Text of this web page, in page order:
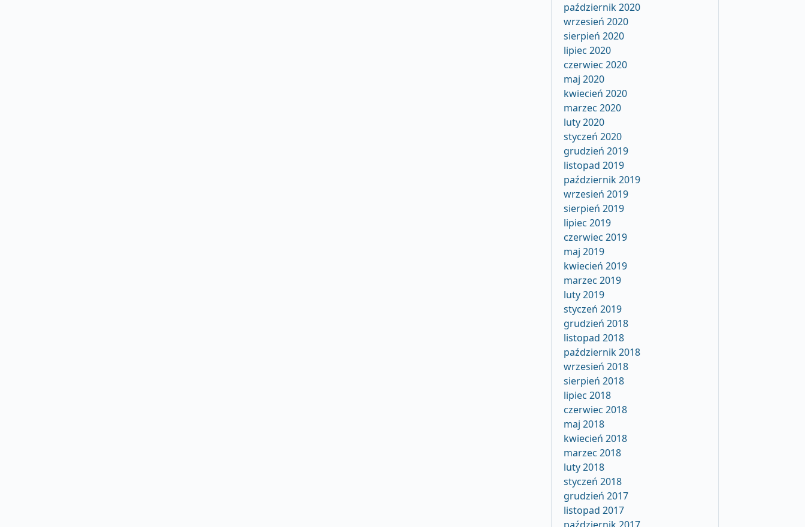
październik 2020
wrzesień 2020
sierpień 2020
lipiec 2020
czerwiec 2020
maj 2020
kwiecień 2020
marzec 2020
luty 2020
styczeń 2020
grudzień 2019
listopad 2019
październik 2019
wrzesień 2019
sierpień 2019
lipiec 2019
czerwiec 2019
maj 2019
kwiecień 2019
marzec 2019
luty 2019
styczeń 2019
grudzień 2018
listopad 2018
październik 2018
wrzesień 2018
sierpień 2018
lipiec 2018
czerwiec 2018
maj 2018
kwiecień 2018
marzec 2018
luty 2018
styczeń 2018
grudzień 2017
listopad 2017